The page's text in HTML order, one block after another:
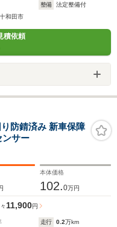
整備
法定整備付
和田市
積依頼
防錆済み 新車保障
ンサー
本体価格
102.0万円
11,900円
走行 0.2万km